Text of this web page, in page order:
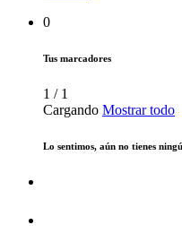
0
Tus marcadores
1 / 1
Cargando Mostrar todo
Lo sentimos, aún no tienes